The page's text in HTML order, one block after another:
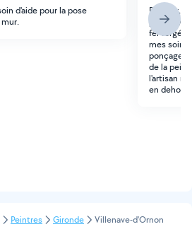
d'aide pour la pose
Bonjour,
poncer /
fer forgé
mes
ponçage
de la
l'artisan
en dehors
Peintres Gironde Villenave-d'Ornon